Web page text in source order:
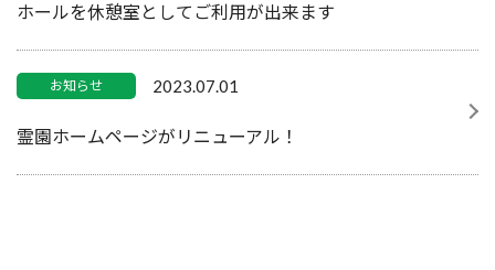
ホールを休憩室としてご利用が出来ます
お知らせ 2023.07.01
霊園ホームページがリニューアル！